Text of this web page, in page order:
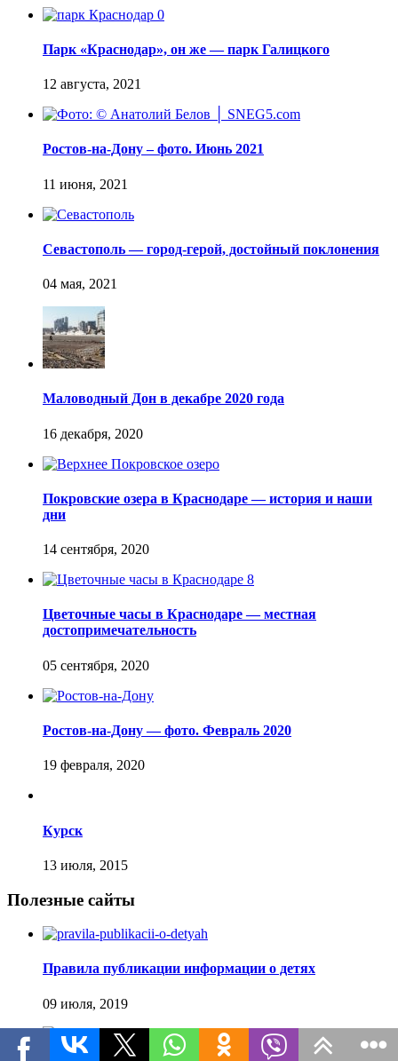
Парк «Краснодар», он же — парк Галицкого
Ростов-на-Дону – фото. Июнь 2021
Севастополь — город-герой, достойный поклонения
Маловодный Дон в декабре 2020 года
Покровские озера в Краснодаре — история и наши
дни
Цветочные часы в Краснодаре — местная
достопримечательность
Ростов-на-Дону — фото. Февраль 2020
Курск
Полезные сайты
Правила публикации информации о детях